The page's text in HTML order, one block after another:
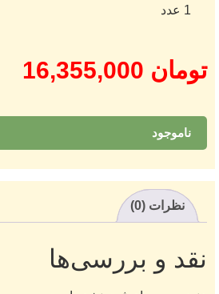
1 عدد
تومان16,355,000
ناموجود
نظرات (0)
نقد و بررسی‌ها